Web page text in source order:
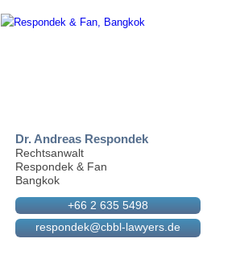
Dr. Andreas Respondek
Rechtsanwalt
Respondek & Fan
Bangkok
+66 2 635 5498
respondek@cbbl-lawyers.de